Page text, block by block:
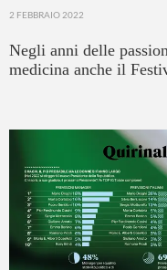
2 FEBBRAIO 2022
Negli anni delle
medicina anche il